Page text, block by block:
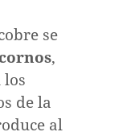
se
cornos,
los
de la
al